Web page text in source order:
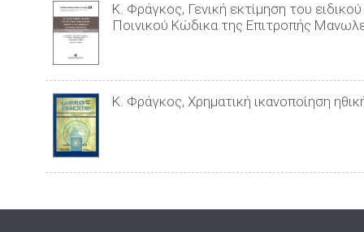
Κ. Φράγκος, Γενική εκτίμηση του
Ποινικού Κώδικα της Επιτροπής
Κ. Φράγκος, Χρηματική ικανοποίηση